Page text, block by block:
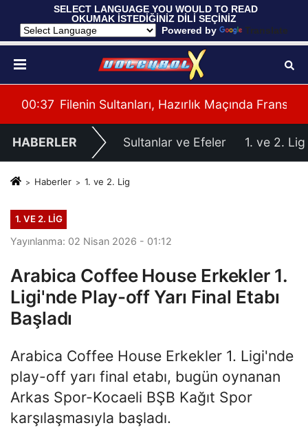
SELECT LANGUAGE YOU WOULD TO READ
OKUMAK İSTEDİĞİNİZ DİLİ SEÇİNİZ
Powered by
Translate
00:37 Filenin Sultanları, Hazırlık Maçında
HABERLER Sultanlar ve Efeler 1. ve 2. Lig
Haberler 1. ve 2. Lig
1. VE 2. LIG
Yayınlanma: 02 Nisan 2026 - 01:12
Arabica Coffee House Erkekler 1.
Ligi'nde Play-off Yarı Final Etabı
Başladı
Arabica Coffee House Erkekler 1. Ligi'nde
play-off yarı final etabı, bugün oynanan
Arkas Spor-Kocaeli BŞB Kağıt Spor
karşılaşmasıyla başladı.